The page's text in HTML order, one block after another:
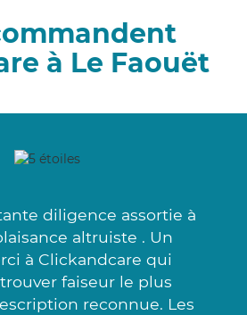
à Le Faouët
diligence assortie à
altruiste . Un
à Clickandcare qui
faiseur le plus
reconnue. Les